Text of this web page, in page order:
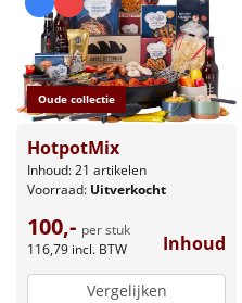
Oude collectie
HotpotMix
Inhoud: 21 artikelen
Voorraad: Uitverkocht
100,- per stuk
116,79 incl. BTW Inhoud
Vergelijken